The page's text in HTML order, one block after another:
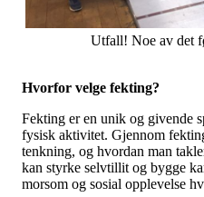
Utfall! Noe av det
Hvorfor velge fekting?
Fekting er en unik og givende
fysisk aktivitet. Gjennom
tenkning, og hvordan man
kan styrke selvtillit og bygge
morsom og sosial opplevelse